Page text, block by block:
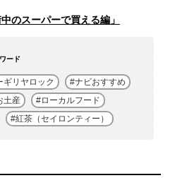
のスーパーで買える編」
ード
ギリヤロック
ナビおすすめ
土産
ローカルフード
紅茶（セイロンティー）